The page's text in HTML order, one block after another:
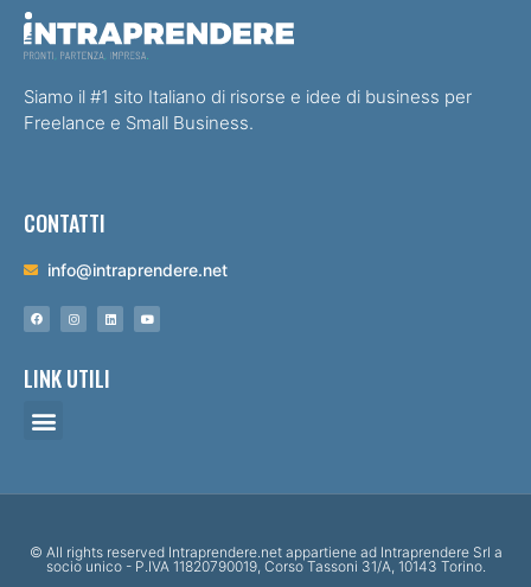
Siamo il #1 sito Italiano di risorse e idee di business per
Freelance e Small Business.
CONTATTI
info@intraprendere.net
LINK UTILI
© All rights reserved Intraprendere.net appartiene ad Intraprendere Srl a
socio unico - P.IVA 11820790019, Corso Tassoni 31/A, 10143 Torino.